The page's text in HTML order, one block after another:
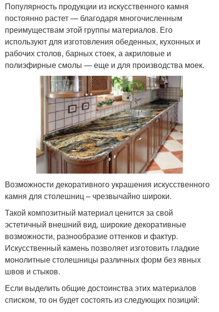
Популярность продукции из искусственного камня
постоянно растет — благодаря многочисленным
преимуществам этой группы материалов. Его
используют для изготовления обеденных, кухонных и
рабочих столов, барных стоек, а акриловые и
полиэфирные смолы — еще и для производства моек.
Возможности декоративного украшения искусственного
камня для столешниц – чрезвычайно широки.
Такой композитный материал ценится за свой
эстетичный внешний вид, широкие декоративные
возможности, разнообразие оттенков и фактур.
Искусственный камень позволяет изготовить гладкие
монолитные столешницы различных форм без явных
швов и стыков.
Если выделить общие достоинства этих материалов
списком, то он будет состоять из следующих позиций: